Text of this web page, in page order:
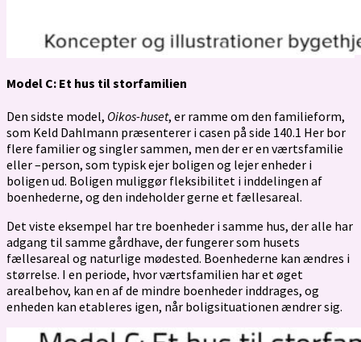
Model C: Et hus til storfamilien
Den sidste model, Oikos-huset, er ramme om den familieform,
som Keld Dahlmann præsenterer i casen på side 140.1 Her bor
flere familier og singler sammen, men der er en værtsfamilie
eller –person, som typisk ejer boligen og lejer enheder i
boligen ud. Boligen muliggør fleksibilitet i inddelingen af
boenhederne, og den indeholder gerne et fællesareal.
Det viste eksempel har tre boenheder i samme hus, der alle har
adgang til samme gårdhave, der fungerer som husets
fællesareal og naturlige mødested. Boenhederne kan ændres i
størrelse. I en periode, hvor værtsfamilien har et øget
arealbehov, kan en af de mindre boenheder inddrages, og
enheden kan etableres igen, når boligsituationen ændrer sig.